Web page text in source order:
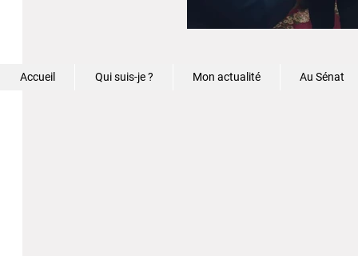
Accueil Qui suis-je ? Mon actualité Au Sénat